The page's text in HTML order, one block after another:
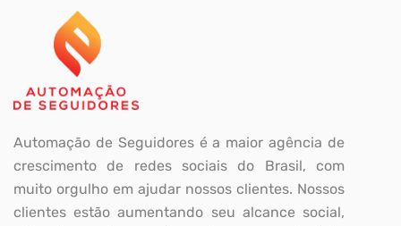
Automação de Seguidores é a maior agência de
crescimento de redes sociais do Brasil, com
muito orgulho em ajudar nossos clientes. Nossos
clientes estão aumentando seu alcance social,